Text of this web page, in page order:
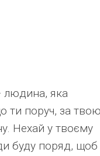
людина, яка
ти поруч, за твою
Нехай у твоєму
буду поряд, щоб